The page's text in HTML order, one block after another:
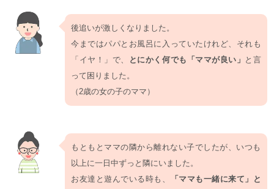
後追いが激しくなりました。
今まではパパとお風呂に入っていたけれど、それも
「イヤ！」で、
とにかく何でも「ママが良い」 と言
って困りました。
（2歳の女の子のママ）
もともとママの隣から離れない子でしたが、いつも
以上に一日中ずっと隣にいました。
お友達と遊んでいる時も、
「ママも一緒に来て」と